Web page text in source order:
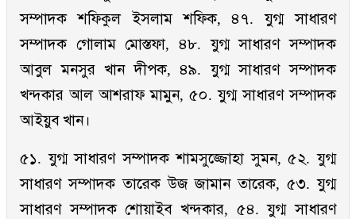
সম্পাদক শফিকুল ইসলাম শফিক, ৪৭. যুগ্ম সাধারণ
সম্পাদক গোলাম মোস্তফা, ৪৮. যুগ্ম সাধারণ সম্পাদক
আবুল মনসুর খান দীপক, ৪৯. যুগ্ম সাধারণ সম্পাদক
খন্দকার আল আশরাফ মামুন, ৫০. যুগ্ম সাধারণ সম্পাদক
আইয়ুব খান।
৫১. যুগ্ম সাধারণ সম্পাদক শামসুজ্জোহা সুমন, ৫২. যুগ্ম
সাধারণ সম্পাদক তারেক উজ জামান তারেক, ৫৩. যুগ্ম
সাধারণ সম্পাদক শোয়াইব খন্দকার, ৫৪. যুগ্ম সাধারণ